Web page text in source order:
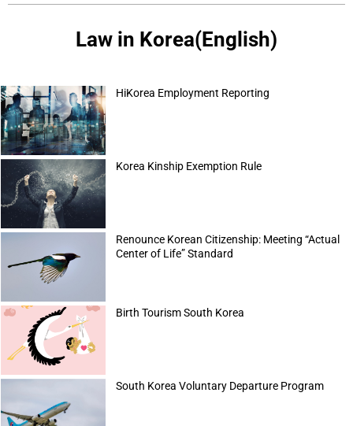
Law in Korea(English)
HiKorea Employment Reporting
Korea Kinship Exemption Rule
Renounce Korean Citizenship: Meeting “Actual
Center of Life” Standard
Birth Tourism South Korea
South Korea Voluntary Departure Program